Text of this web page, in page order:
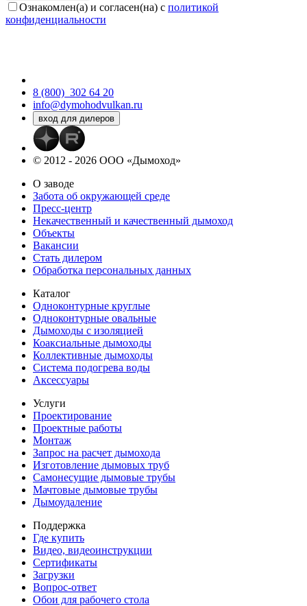
Ознакомлен(а) и согласен(на) с политикой
конфиденциальности
8 (800) 302 64 20
info@dymohodvulkan.ru
© 2012 - 2026 ООО «Дымоход»
О заводе
Забота об окружающей среде
Пресс-центр
Некачественный и качественный дымоход
Объекты
Вакансии
Стать дилером
Обработка персональных данных
Каталог
Одноконтурные круглые
Одноконтурные овальные
Дымоходы с изоляцией
Коаксиальные дымоходы
Коллективные дымоходы
Система подогрева воды
Аксессуары
Услуги
Проектирование
Проектные работы
Монтаж
Запрос на расчет дымохода
Изготовление дымовых труб
Самонесущие дымовые трубы
Мачтовые дымовые трубы
Дымоудаление
Поддержка
Где купить
Видео, видеоинструкции
Сертификаты
Загрузки
Вопрос-ответ
Обои для рабочего стола